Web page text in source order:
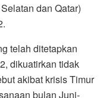
dan Qatar)
telah ditetapkan
dikuatirkan tidak
akibat krisis Timur
bulan Juni-